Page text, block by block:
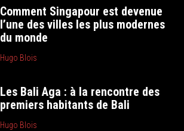
Comment Singapour est devenue
l’une des villes les plus modernes
du monde
Hugo Blois
Les Bali Aga : à la rencontre des
premiers habitants de Bali
Hugo Blois